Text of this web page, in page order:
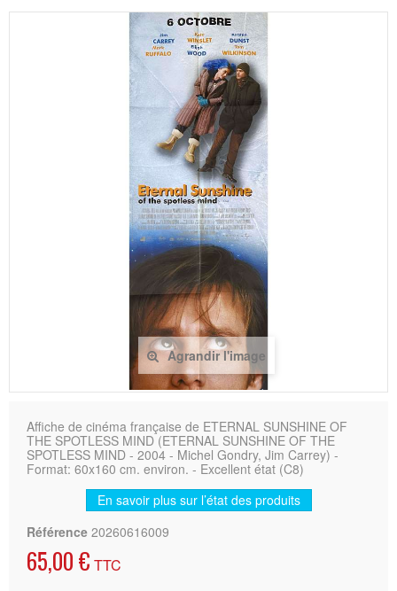
Agrandir l'image
Affiche de cinéma française de ETERNAL SUNSHINE OF
THE SPOTLESS MIND (ETERNAL SUNSHINE OF THE
SPOTLESS MIND - 2004 - Michel Gondry, Jim Carrey) -
Format: 60x160 cm. environ. - Excellent état (C8)
En savoir plus sur l’état des produits
Référence 20260616009
65,00 € TTC